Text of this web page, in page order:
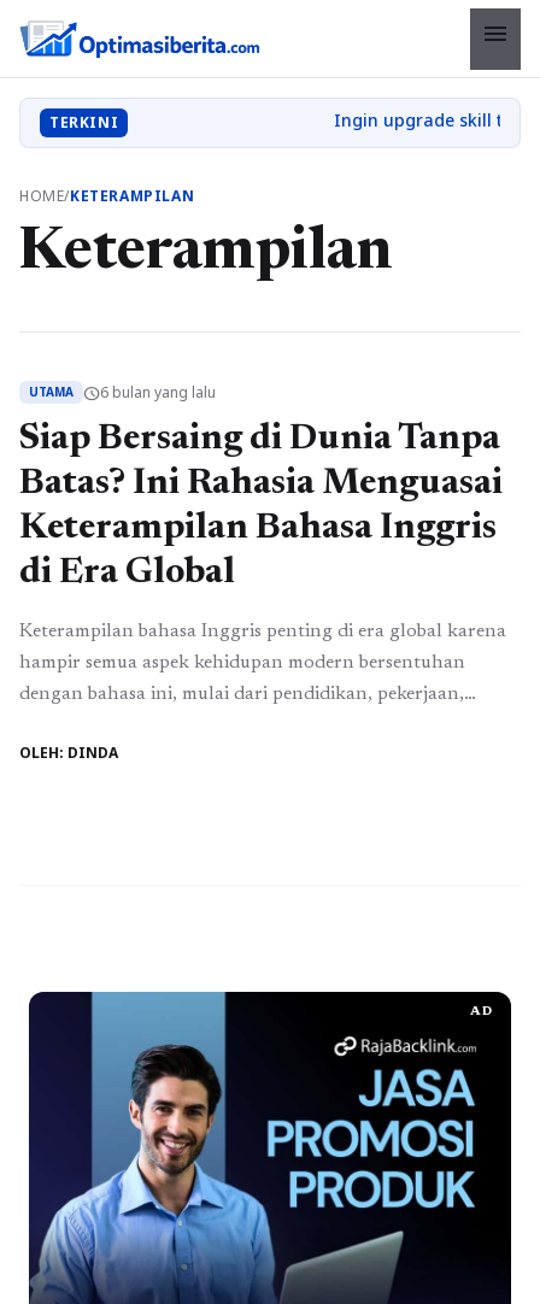
menu
TERKINI
HOME/KETERAMPILAN
Keterampilan
UTAMA schedule6 bulan yang lalu
Siap Bersaing di Dunia Tanpa
Batas? Ini Rahasia Menguasai
Keterampilan Bahasa Inggris
di Era Global
Keterampilan bahasa Inggris penting di era global karena
hampir semua aspek kehidupan modern bersentuhan
dengan bahasa ini, mulai dari pendidikan, pekerjaan,
globalisasi yang semakin cepat, kemampuan berbahasa
OLEH: DINDA
AD